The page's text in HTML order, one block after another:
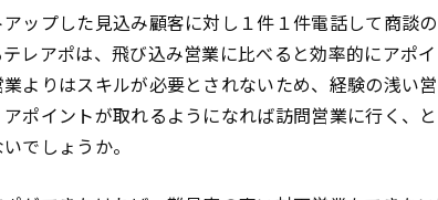
アップした見込み顧客に対し１件１件電話して商談
レアポは、飛び込み営業に比べると効率的にアポイ
よりはスキルが必要とされないため、経験の浅い
ポイントが取れるようになれば訪問営業に行く、
でしょうか。